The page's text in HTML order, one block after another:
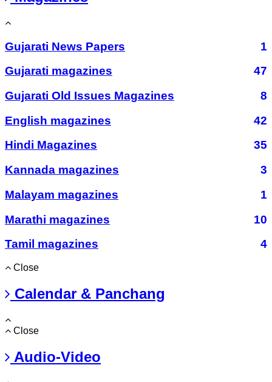
Gujarati News Papers
1
Gujarati magazines
47
Gujarati Old Issues Magazines
8
English magazines
42
Hindi Magazines
35
Kannada magazines
3
Malayam magazines
1
Marathi magazines
10
Tamil magazines
4
Close
Calendar & Panchang
Close
Audio-Video